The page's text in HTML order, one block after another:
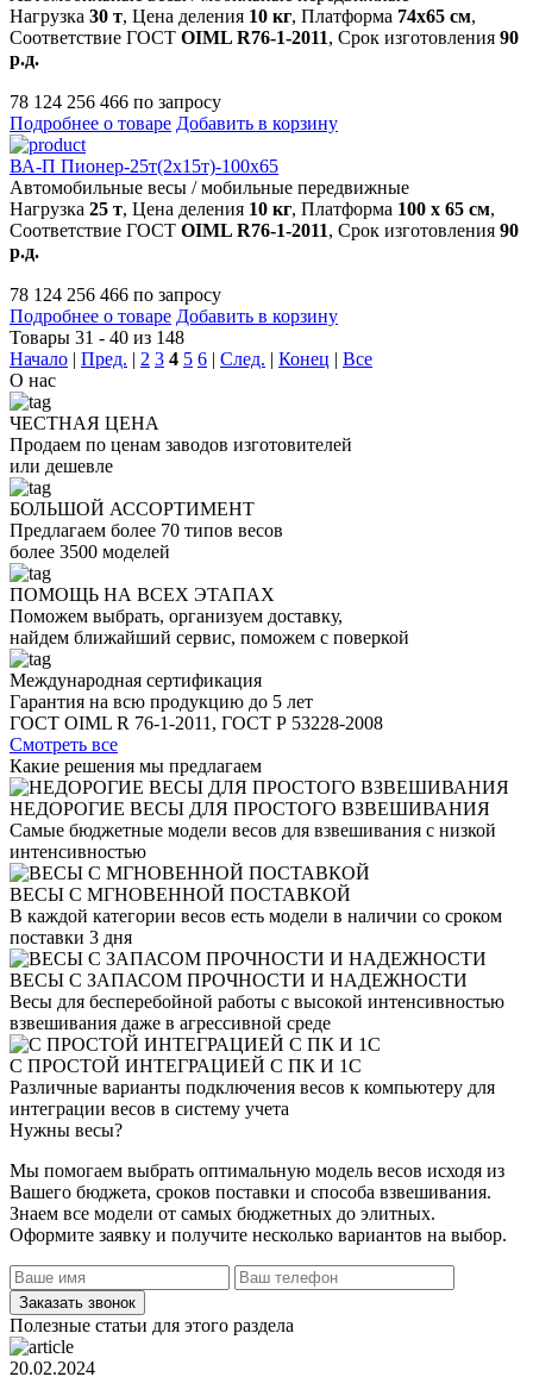
Нагрузка 30 т, Цена деления 10 кг, Платформа 74х65 см,
Соответствие ГОСТ OIML R76-1-2011, Срок изготовления 90
р.д.
78 124 256 466 по запросу
Подробнее о товаре Добавить в корзину
ВА-П Пионер-25т(2х15т)-100х65
Автомобильные весы /мобильные передвижные
Нагрузка 25 т, Цена деления 10 кг, Платформа 100 х 65 см,
Соответствие ГОСТ OIML R76-1-2011, Срок изготовления 90
р.д.
78 124 256 466 по запросу
Подробнее о товаре Добавить в корзину
Товары 31 - 40 из 148
Начало | Пред. | 2 3 4 5 6 | След. | Конец | Все
О нас
ЧЕСТНАЯ ЦЕНА
Продаем по ценам заводов изготовителей
или дешевле
БОЛЬШОЙ АССОРТИМЕНТ
Предлагаем более 70 типов весов
более 3500 моделей
ПОМОЩЬ НА ВСЕХ ЭТАПАХ
Поможем выбрать, организуем доставку,
найдем ближайший сервис, поможем с поверкой
Международная сертификация
Гарантия на всю продукцию до 5 лет
ГОСТ OIML R 76-1-2011, ГОСТ Р 53228-2008
Смотреть все
Какие решения мы предлагаем
НЕДОРОГИЕ ВЕСЫ ДЛЯ ПРОСТОГО ВЗВЕШИВАНИЯ
Самые бюджетные модели весов для взвешивания с низкой
интенсивностью
ВЕСЫ С МГНОВЕННОЙ ПОСТАВКОЙ
В каждой категории весов есть модели в наличии со сроком
поставки 3 дня
ВЕСЫ С ЗАПАСОМ ПРОЧНОСТИ И НАДЕЖНОСТИ
Весы для бесперебойной работы с высокой интенсивностью
взвешивания даже в агрессивной среде
С ПРОСТОЙ ИНТЕГРАЦИЕЙ С ПК И 1С
Различные варианты подключения весов к компьютеру для
интеграции весов в систему учета
Нужны весы?
Мы помогаем выбрать оптимальную модель весов исходя из
Вашего бюджета, сроков поставки и способа взвешивания.
Знаем все модели от самых бюджетных до элитных.
Оформите заявку и получите несколько вариантов на выбор.
Полезные статьи для этого раздела
20.02.2024